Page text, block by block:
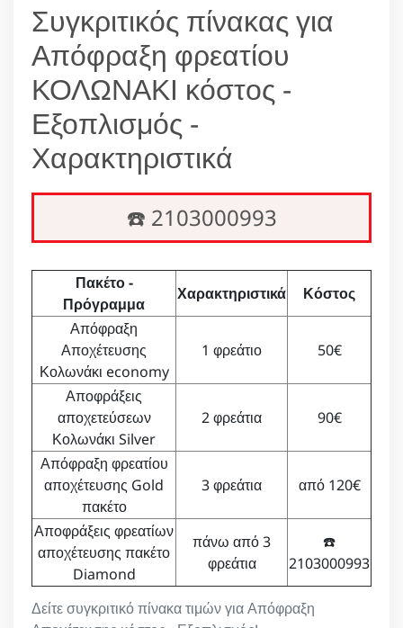
Συγκριτικός πίνακας για
Απόφραξη φρεατίου
ΚΟΛΩΝΑΚΙ κόστος -
Εξοπλισμός -
Χαρακτηριστικά
☎️ 2103000993
Δείτε συγκριτικό πίνακα τιμών για Απόφραξη
Πακέτο -
Πρόγραμμα
Χαρακτηριστικά
Κόστος
Απόφραξη
Αποχέτευσης
Κολωνάκι economy
1 φρεάτιο 50€
Αποφράξεις
αποχετεύσεων
Κολωνάκι Silver
2 φρεάτια 90€
Απόφραξη φρεατίου
αποχέτευσης Gold
πακέτο
3 φρεάτια από 120€
Αποφράξεις φρεατίων
αποχέτευσης πακέτο
Diamond
πάνω από 3
φρεάτια
☎️
2103000993